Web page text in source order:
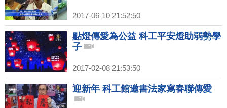
2017-06-10 21:52:50
點燈傳愛為公益 科工平安燈助弱勢學
子
2017-02-08 21:53:50
迎新年 科工館邀書法家寫春聯傳愛